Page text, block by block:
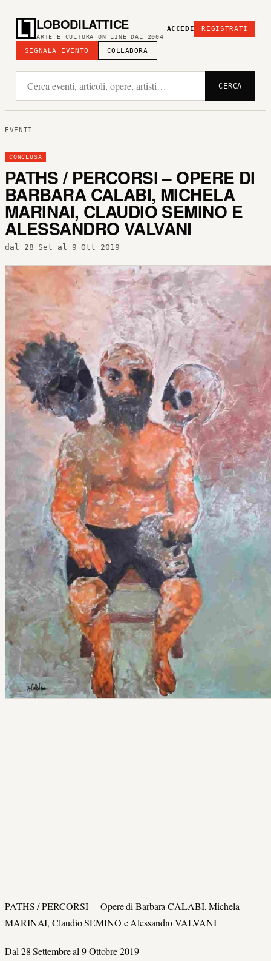
LOBODILATTICE
ARTE E CULTURA ON LINE DAL 2004
SEGNALA EVENTO COLLABORA
ACCEDI REGISTRATI
CERCA
EVENTI
CONCLUSA
PATHS / PERCORSI – OPERE DI
BARBARA CALABI, MICHELA
MARINAI, CLAUDIO SEMINO E
ALESSANDRO VALVANI
dal 28 Set al 9 Ott 2019
PATHS / PERCORSI – Opere di Barbara CALABI, Michela
MARINAI, Claudio SEMINO e Alessandro VALVANI
Dal 28 Settembre al 9 Ottobre 2019